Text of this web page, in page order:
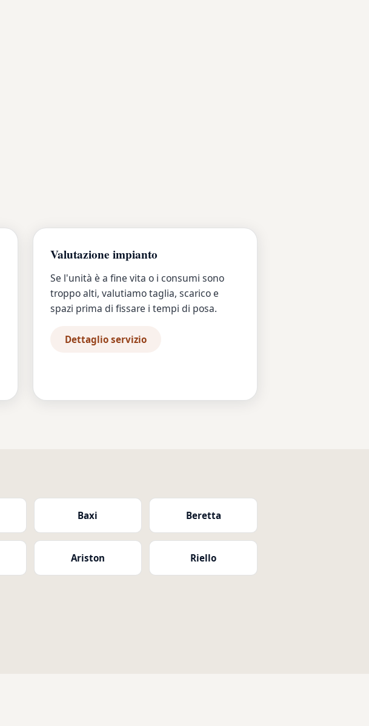
Valutazione impianto
Se l'unità è a fine vita o i consumi sono
troppo alti, valutiamo taglia, scarico e
spazi prima di fissare i tempi di posa.
Dettaglio servizio
Baxi Beretta
Ariston Riello